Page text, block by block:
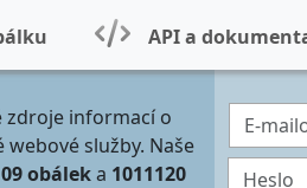
API a
zdroje informací o
služby. Naše
obáleka 1011120
E-
Heslo